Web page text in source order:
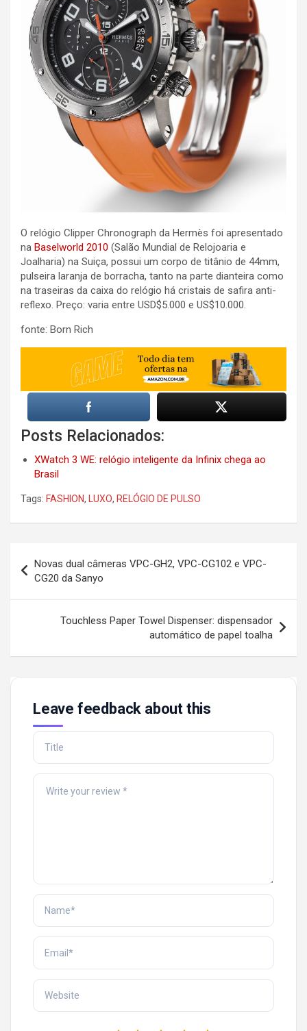
O relógio Clipper Chronograph da Hermès foi apresentado
na Baselworld 2010 (Salão Mundial de Relojoaria e
Joalharia) na Suiça, possui um corpo de titânio de 44mm,
pulseira laranja de borracha, tanto na parte dianteira como
na traseiras da caixa do relógio há cristais de safira anti-
reflexo. Preço: varia entre USD$5.000 e US$10.000.
fonte: Born Rich
Posts Relacionados:
XWatch 3 WE: relógio inteligente da Infinix chega ao
Brasil
Tags: FASHION, LUXO, RELÓGIO DE PULSO
navigation
Novas dual câmeras VPC-GH2, VPC-CG102 e VPC-
CG20 da Sanyo
Touchless Paper Towel Dispenser: dispensador
automático de papel toalha
Leave feedback about this